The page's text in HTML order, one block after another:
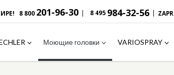
8 800 201-96-30 | 8 495 984-32-56 |
Моющие головки VARIOSPRAY